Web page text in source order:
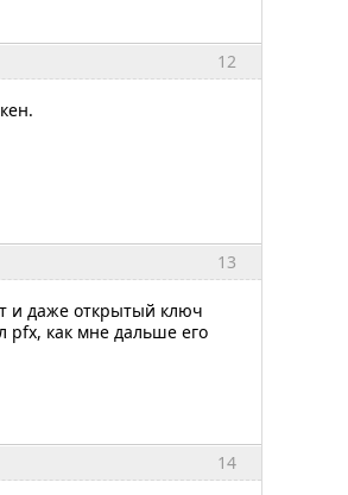
12
13
и даже открытый ключ
pfx, как мне дальше его
14